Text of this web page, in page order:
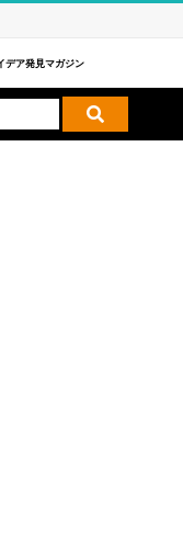
デア発見マガジン